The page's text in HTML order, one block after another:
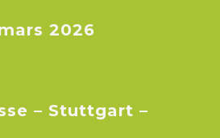
2026
– Stuttgart –